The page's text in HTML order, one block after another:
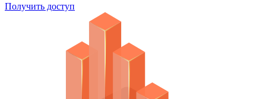
Получить доступ